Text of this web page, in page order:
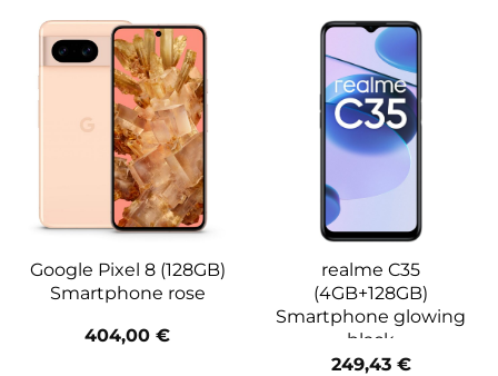
Google Pixel 8 (128GB)
Smartphone rose
404,00 €
realme C35
(4GB+128GB)
Smartphone glowing
black
249,43 €